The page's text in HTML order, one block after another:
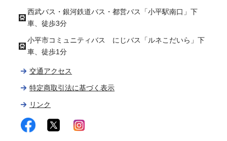
西武バス・銀河鉄道バス・都営バス「小平駅南口」下
車、徒歩3分
小平市コミュニティバス にじバス「ルネこだいら」下
車、徒歩1分
交通アクセス
特定商取引法に基づく表示
リンク
facebooktwitter